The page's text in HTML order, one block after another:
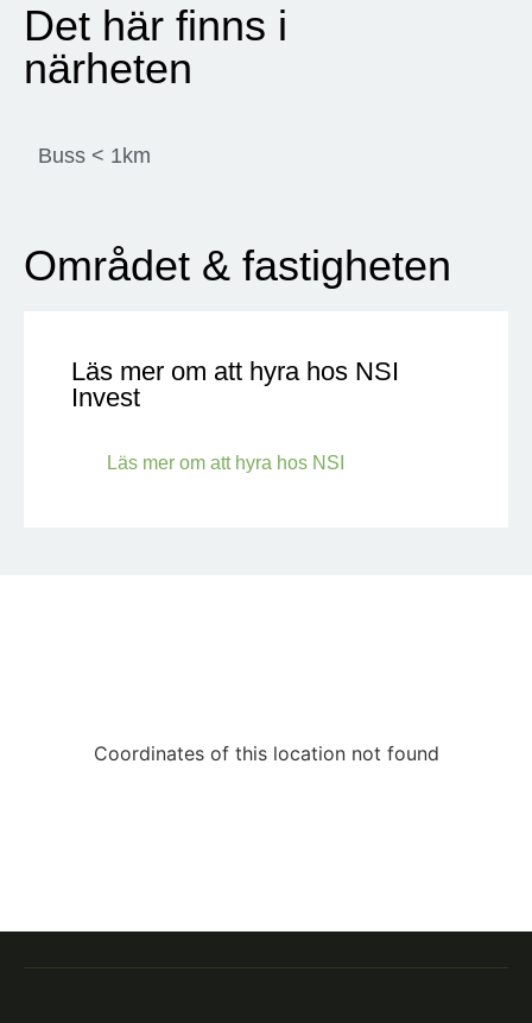
Det här finns i
närheten
Buss < 1km
Området & fastigheten
Läs mer om att hyra hos NSI
Invest
Läs mer om att hyra hos NSI
Coordinates of this location not found